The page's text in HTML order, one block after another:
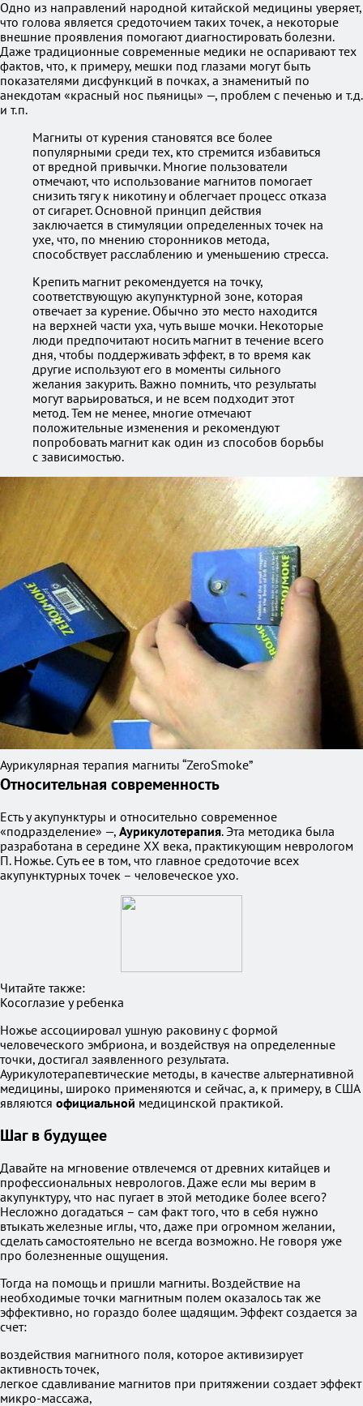
Одно из направлений народной китайской медицины уверяет,
что голова является средоточием таких точек, а некоторые
внешние проявления помогают диагностировать болезни.
Даже традиционные современные медики не оспаривают тех
фактов, что, к примеру, мешки под глазами могут быть
показателями дисфункций в почках, а знаменитый по
анекдотам «красный нос пьяницы» —, проблем с печенью и т.д.
и т.п.
Магниты от курения становятся все более
популярными среди тех, кто стремится избавиться
от вредной привычки. Многие пользователи
отмечают, что использование магнитов помогает
снизить тягу к никотину и облегчает процесс отказа
от сигарет. Основной принцип действия
заключается в стимуляции определенных точек на
ухе, что, по мнению сторонников метода,
способствует расслаблению и уменьшению стресса.
Крепить магнит рекомендуется на точку,
соответствующую акупунктурной зоне, которая
отвечает за курение. Обычно это место находится
на верхней части уха, чуть выше мочки. Некоторые
люди предпочитают носить магнит в течение всего
дня, чтобы поддерживать эффект, в то время как
другие используют его в моменты сильного
желания закурить. Важно помнить, что результаты
могут варьироваться, и не всем подходит этот
метод. Тем не менее, многие отмечают
положительные изменения и рекомендуют
попробовать магнит как один из способов борьбы
с зависимостью.
Аурикулярная терапия магниты “ZeroSmoke”
Относительная современность
Есть у акупунктуры и относительно современное
«подразделение» —, Аурикулотерапия. Эта методика была
разработана в середине ХХ века, практикующим неврологом
П. Ножье. Суть ее в том, что главное средоточие всех
акупунктурных точек – человеческое ухо.
Читайте также:
Косоглазие у ребенка
Ножье ассоциировал ушную раковину с формой
человеческого эмбриона, и воздействуя на определенные
точки, достигал заявленного результата.
Аурикулотерапевтические методы, в качестве альтернативной
медицины, широко применяются и сейчас, а, к примеру, в США
являются официальной медицинской практикой.
Шаг в будущее
Давайте на мгновение отвлечемся от древних китайцев и
профессиональных неврологов. Даже если мы верим в
акупунктуру, что нас пугает в этой методике более всего?
Несложно догадаться – сам факт того, что в себя нужно
втыкать железные иглы, что, даже при огромном желании,
сделать самостоятельно не всегда возможно. Не говоря уже
про болезненные ощущения.
Тогда на помощь и пришли магниты. Воздействие на
необходимые точки магнитным полем оказалось так же
эффективно, но гораздо более щадящим. Эффект создается за
счет:
воздействия магнитного поля, которое активизирует
активность точек,
легкое сдавливание магнитов при притяжении создает эффект
микро-массажа,